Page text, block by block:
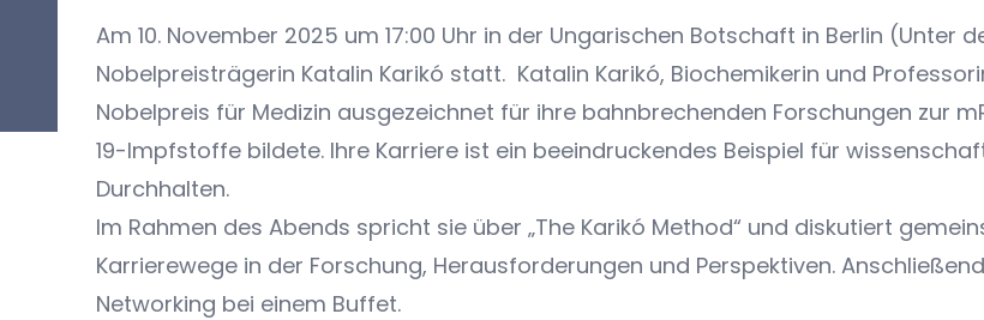
Am 10. November 2025 um 17:00 Uhr in der Ungarischen Botschaft in Berlin (Unter
Nobelpreisträgerin Katalin Karikó statt. Katalin Karikó, Biochemikerin und
Nobelpreis für Medizin ausgezeichnet für ihre bahnbrechenden Forschungen zur
19-Impfstoffe bildete. Ihre Karriere ist ein beeindruckendes Beispiel für
Durchhalten.
Im Rahmen des Abends spricht sie über „The Karikó Method“ und diskutiert
Karrierewege in der Forschung, Herausforderungen und Perspektiven.
Networking bei einem Buffet.